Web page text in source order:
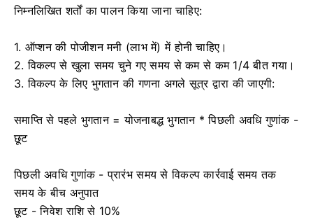
निम्नलिखित शर्तों का पालन किया जाना चाहिए:
1. ऑप्शन की पोजीशन मनी (लाभ में) में होनी चाहिए।
2. विकल्प से खुला समय चुने गए समय से कम से कम 1/4 बीत गया।
3. विकल्प के लिए भुगतान की गणना अगले सूत्र द्वारा की जाएगी:
समाप्ति से पहले भुगतान = योजनाबद्ध भुगतान * पिछली अवधि गुणांक -
छूट
पिछली अवधि गुणांक - प्रारंभ समय से विकल्प कार्रवाई समय तक
समय के बीच अनुपात
छूट - निवेश राशि से 10%